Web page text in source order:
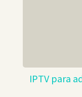
IPTV para